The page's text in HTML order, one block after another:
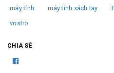
máy tính máy tính xách tay
vostro
CHIA SẺ